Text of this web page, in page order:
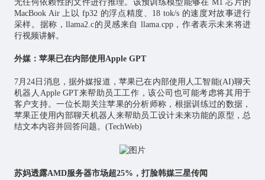
无任何依赖性的文件进行推理。该预训练模型能够在 M1芯片的
MacBook Air 上以 fp32 的浮点精度、18 tok/s 的速度对故事进行
采样。据称，llama2.c的灵感来自 llama.cpp，作者表示未来将进
行视频讲解。
外媒：苹果已在内部使用Apple GPT
7月24日消息，据外媒报道，苹果已在内部使用人工智能(AI)聊天
机器人Apple GPT来帮助员工工作，该公司也可能考虑将其用于
客户支持。一位长期关注苹果的分析师称，根据训练过的数据，
苹果正使用内部聊天机器人来帮助员工设计未来功能的原型，总
结文本内容并回答问题。(TechWeb)
苏妈透露AMD服务器市场超25%，打脸韩媒三星传闻